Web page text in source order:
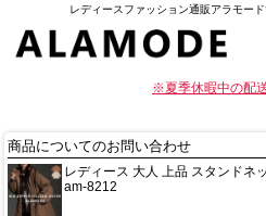
レディースファッション通販アラモー
※夏季休暇中の配
商品についてのお問い合わせ
レディース 大人 上品 スタンドネ
am-8212